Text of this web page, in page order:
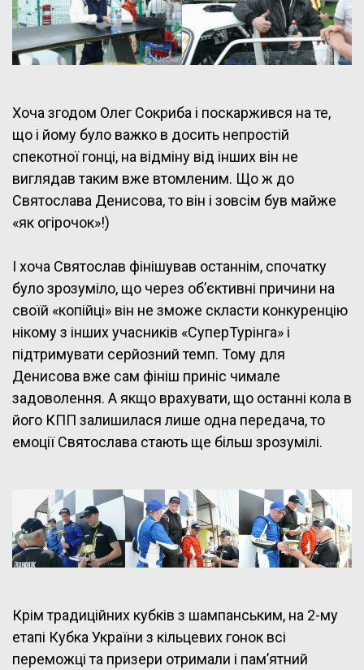
Хоча згодом Олег Сокриба і поскаржився на те,
що і йому було важко в досить непростій
спекотної гонці, на відміну від інших він не
виглядав таким вже втомленим. Що ж до
Святослава Денисова, то він і зовсім був майже
«як огірочок»!)
І хоча Святослав фінішував останнім, спочатку
було зрозуміло, що через об’єктивні причини на
своїй «копійці» він не зможе скласти конкуренцію
нікому з інших учасників «СуперТурінга» і
підтримувати серйозний темп. Тому для
Денисова вже сам фініш приніс чимале
задоволення. А якщо врахувати, що останні кола в
його КПП залишилася лише одна передача, то
емоції Святослава стають ще більш зрозумілі.
Крім традиційних кубків з шампанським, на 2-му
етапі Кубка України з кільцевих гонок всі
переможці та призери отримали і пам’ятний